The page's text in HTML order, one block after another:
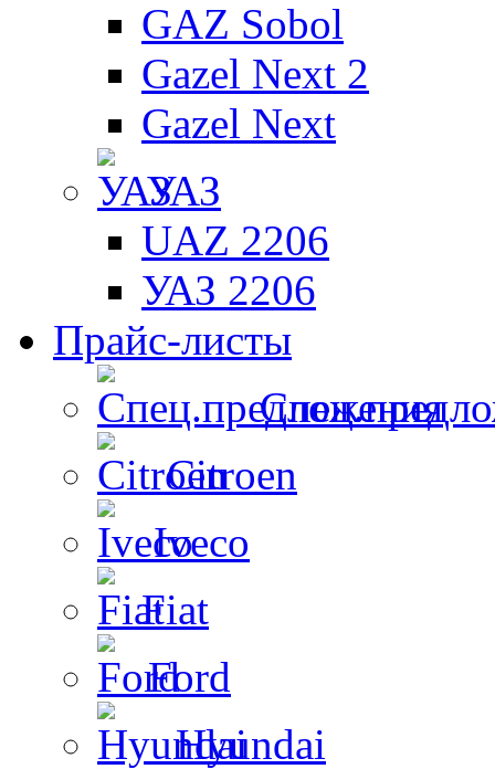
GAZ Sobol
Gazel Next 2
Gazel Next
УАЗ
UAZ 2206
УАЗ 2206
Прайс-листы
Citroen
Iveco
Fiat
Ford
Hyundai